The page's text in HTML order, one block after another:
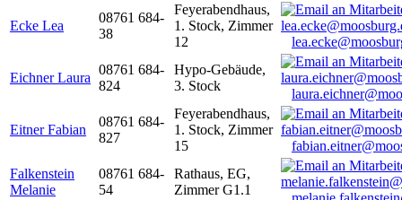
Ecke Lea
08761 684-
38
Feyerabendhaus,
1. Stock, Zimmer
12
Eichner Laura
08761 684-
824
Hypo-Gebäude,
3. Stock
Eitner Fabian
08761 684-
827
Feyerabendhaus,
1. Stock, Zimmer
15
Falkenstein
Melanie
08761 684-
54
Rathaus, EG,
Zimmer G1.1